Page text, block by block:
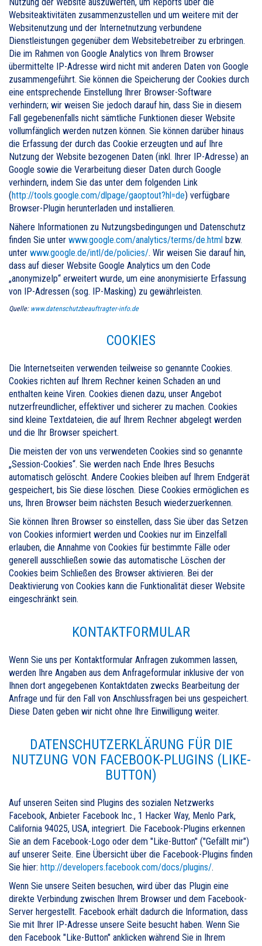
Websiteaktivitäten zusammenzustellen und um weitere mit der
Websitenutzung und der Internetnutzung verbundene
Dienstleistungen gegenüber dem Websitebetreiber zu erbringen.
Die im Rahmen von Google Analytics von Ihrem Browser
übermittelte IP-Adresse wird nicht mit anderen Daten von Google
zusammengeführt. Sie können die Speicherung der Cookies durch
eine entsprechende Einstellung Ihrer Browser-Software
verhindern; wir weisen Sie jedoch darauf hin, dass Sie in diesem
Fall gegebenenfalls nicht sämtliche Funktionen dieser Website
vollumfänglich werden nutzen können. Sie können darüber hinaus
die Erfassung der durch das Cookie erzeugten und auf Ihre
Nutzung der Website bezogenen Daten (inkl. Ihrer IP-Adresse) an
Google sowie die Verarbeitung dieser Daten durch Google
verhindern, indem Sie das unter dem folgenden Link
(http://tools.google.com/dlpage/gaoptout?hl=de) verfügbare
Browser-Plugin herunterladen und installieren.
Nähere Informationen zu Nutzungsbedingungen und Datenschutz
finden Sie unter www.google.com/analytics/terms/de.html bzw.
unter www.google.de/intl/de/policies/. Wir weisen Sie darauf hin,
dass auf dieser Website Google Analytics um den Code
„anonymizeIp“ erweitert wurde, um eine anonymisierte Erfassung
von IP-Adressen (sog. IP-Masking) zu gewährleisten.
Quelle: www.datenschutzbeauftragter-info.de
COOKIES
Die Internetseiten verwenden teilweise so genannte Cookies.
Cookies richten auf Ihrem Rechner keinen Schaden an und
enthalten keine Viren. Cookies dienen dazu, unser Angebot
nutzerfreundlicher, effektiver und sicherer zu machen. Cookies
sind kleine Textdateien, die auf Ihrem Rechner abgelegt werden
und die Ihr Browser speichert.
Die meisten der von uns verwendeten Cookies sind so genannte
„Session-Cookies“. Sie werden nach Ende Ihres Besuchs
automatisch gelöscht. Andere Cookies bleiben auf Ihrem Endgerät
gespeichert, bis Sie diese löschen. Diese Cookies ermöglichen es
uns, Ihren Browser beim nächsten Besuch wiederzuerkennen.
Sie können Ihren Browser so einstellen, dass Sie über das Setzen
von Cookies informiert werden und Cookies nur im Einzelfall
erlauben, die Annahme von Cookies für bestimmte Fälle oder
generell ausschließen sowie das automatische Löschen der
Cookies beim Schließen des Browser aktivieren. Bei der
Deaktivierung von Cookies kann die Funktionalität dieser Website
eingeschränkt sein.
KONTAKTFORMULAR
Wenn Sie uns per Kontaktformular Anfragen zukommen lassen,
werden Ihre Angaben aus dem Anfrageformular inklusive der von
Ihnen dort angegebenen Kontaktdaten zwecks Bearbeitung der
Anfrage und für den Fall von Anschlussfragen bei uns gespeichert.
Diese Daten geben wir nicht ohne Ihre Einwilligung weiter.
DATENSCHUTZERKLÄRUNG FÜR DIE
NUTZUNG VON FACEBOOK-PLUGINS (LIKE-
BUTTON)
Auf unseren Seiten sind Plugins des sozialen Netzwerks
Facebook, Anbieter Facebook Inc., 1 Hacker Way, Menlo Park,
California 94025, USA, integriert. Die Facebook-Plugins erkennen
Sie an dem Facebook-Logo oder dem "Like-Button" ("Gefällt mir")
auf unserer Seite. Eine Übersicht über die Facebook-Plugins finden
Sie hier: http://developers.facebook.com/docs/plugins/.
Wenn Sie unsere Seiten besuchen, wird über das Plugin eine
direkte Verbindung zwischen Ihrem Browser und dem Facebook-
Server hergestellt. Facebook erhält dadurch die Information, dass
Sie mit Ihrer IP-Adresse unsere Seite besucht haben. Wenn Sie
den Facebook "Like-Button" anklicken während Sie in Ihrem